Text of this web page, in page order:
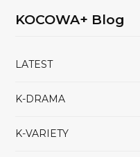
KOCOWA+ Blog
LATEST
K-DRAMA
K-VARIETY